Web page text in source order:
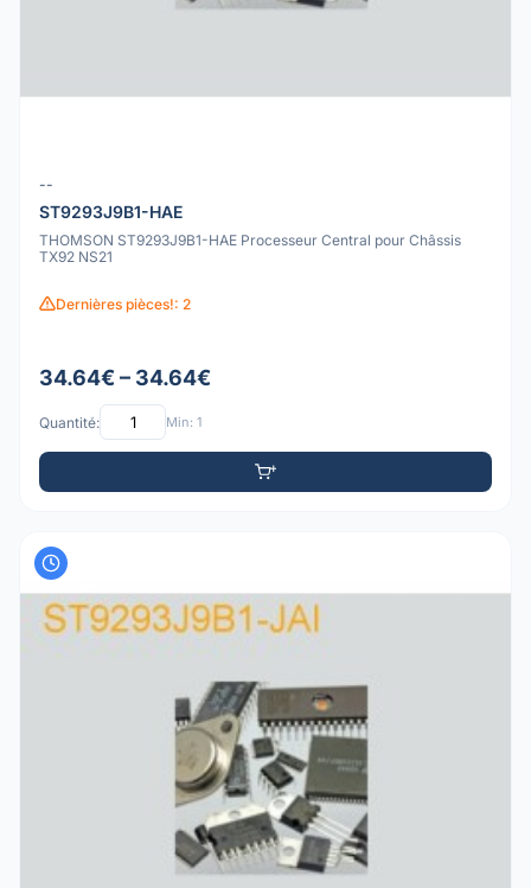
--
ST9293J9B1-HAE
THOMSON ST9293J9B1-HAE Processeur Central pour Châssis
TX92 NS21
Dernières pièces!: 2
34.64€ – 34.64€
Quantité: Min: 1